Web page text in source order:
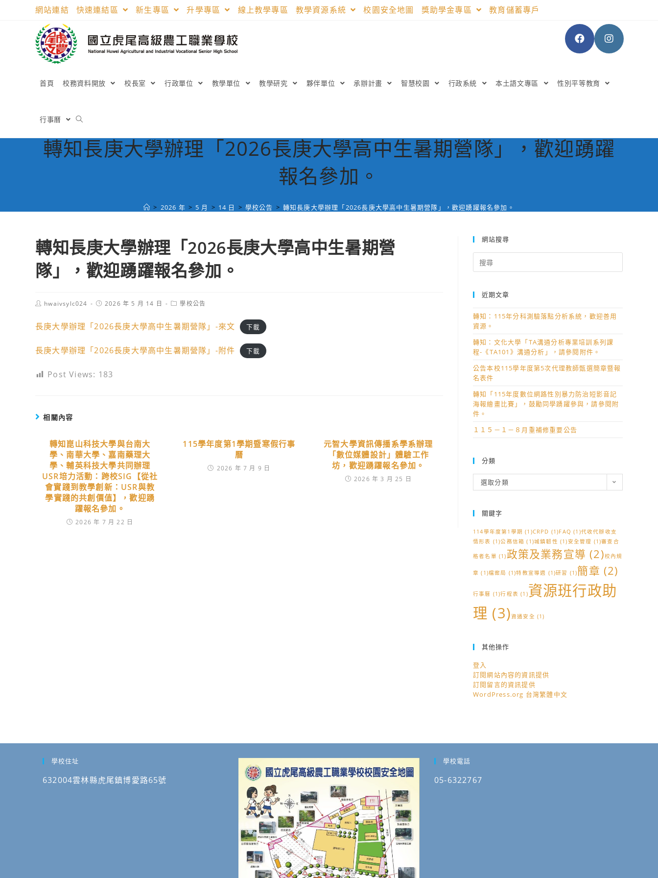
網站連結 快速連結區 新生專區 升學專區 線上教學專區 教學資源系統 校園安全地圖 獎助學金專區 教育儲蓄專戶
首頁 校務資料開放 校長室 行政單位 教學單位 教學研究 夥伴單位 承辦計畫 智慧校園 行政系統 本土語文專區 性別平等教育
行事曆
轉知長庚大學辦理「2026長庚大學高中生暑期營隊」，歡迎踴躍
報名參加。
> 2026 年 > 5 月 > 14 日 > 學校公告 > 轉知長庚大學辦理「2026長庚大學高中生暑期營隊」，歡迎踴躍報名參加。
轉知長庚大學辦理「2026長庚大學高中生暑期營
隊」，歡迎踴躍報名參加。
Posthwaivsylc024
Post2026 年 5 月 14 日
Post學校公告
長庚大學辦理「2026長庚大學高中生暑期營隊」-來文 下載
長庚大學辦理「2026長庚大學高中生暑期營隊」-附件 下載
Post Views: 183
相關內容
轉知崑山科技大學與台南大
學、南華大學、嘉南藥理大
學、輔英科技大學共同辦理
USR培力活動：跨校SIG【從社
會實踐到教學創新：USR與教
學實踐的共創價值】，歡迎踴
躍報名參加。
2026 年 7 月 22 日
115學年度第1學期暨寒假行事
曆
2026 年 7 月 9 日
元智大學資訊傳播系學系辦理
「數位媒體設計」體驗工作
坊，歡迎踴躍報名參加。
2026 年 3 月 25 日
網站搜尋
for:
近期文章
轉知：115年分科測驗落點分析系統，歡迎善用
資源。
轉知：文化大學「TA溝通分析專業培訓系列課
程-《TA101》溝通分析」，請參閱附件。
公告本校115學年度第5次代理教師甄選簡章暨報
名表件
轉知「115年度數位網路性別暴力防治短影音記
海報繪畫比賽」，鼓勵同學踴躍參與，請參閱附
件。
１１５－１－８月重補修重要公告
分類
類
選取分類
關鍵字
114學年度第1學期 (1)CRPD (1)FAQ (1)代收代辦收支
情形表 (1)公務信箱 (1)城鎮韌性 (1)安全管理 (1)審查合
格者名單 (1)政策及業務宣導 (2)校內規
章 (1)檔案局 (1)特教宣導週 (1)研習 (1)簡章 (2)
行事曆 (1)行程表 (1)資源班行政助
理 (3)資通安全 (1)
其他操作
登入
訂閱網站內容的資訊提供
訂閱留言的資訊提供
WordPress.org 台灣繁體中文
學校住址
632004雲林縣虎尾鎮博愛路65號
學校電話
05-6322767